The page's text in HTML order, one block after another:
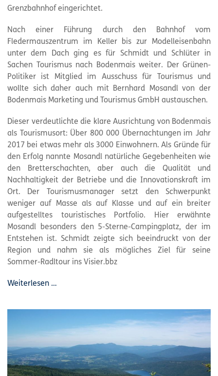
Grenzbahnhof eingerichtet.
Nach einer Führung durch den Bahnhof vom
Fledermauszentrum im Keller bis zur Modelleisenbahn
unter dem Dach ging es für Schmidt und Schlüter in
Sachen Tourismus nach Bodenmais weiter. Der Grünen-
Politiker ist Mitglied im Ausschuss für Tourismus und
wollte sich daher auch mit Bernhard Mosandl von der
Bodenmais Marketing und Tourismus GmbH austauschen.
Dieser verdeutlichte die klare Ausrichtung von Bodenmais
als Tourismusort: Über 800 000 Übernachtungen im Jahr
2017 bei etwas mehr als 3000 Einwohnern. Als Gründe für
den Erfolg nannte Mosandl natürliche Gegebenheiten wie
den Bretterschachten, aber auch die Qualität und
Nachhaltigkeit der Betriebe und die Innovationskraft im
Ort. Der Tourismusmanager setzt den Schwerpunkt
weniger auf Masse als auf Klasse und auf ein breiter
aufgestelltes touristisches Portfolio. Hier erwähnte
Mosandl besonders den 5-Sterne-Campingplatz, der im
Entstehen ist. Schmidt zeigte sich beeindruckt von der
Region und nahm sie als mögliches Ziel für seine
Sommer-Radltour ins Visier.bbz
Weiterlesen …